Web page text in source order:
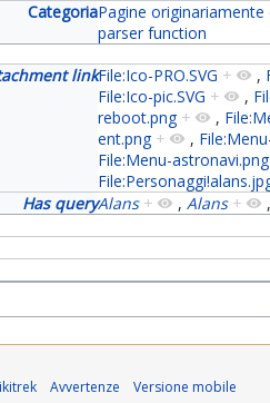
CategoriaPagine
parser function
linkFile:Ico-PRO.SVG + ,
File:Ico-pic.SVG + ,
reboot.png + ,
ent.png + ,
File:Menu-astronavi.png
Has queryAlans + ,Alans +
Avvertenze Versione mobile